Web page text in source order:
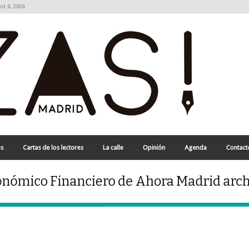
6, 2026
Cartas de los lectores La calle Opinión Agenda
Financiero de Ahora Madrid